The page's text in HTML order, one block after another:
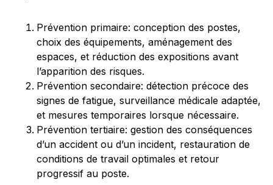
Prévention primaire: conception des postes,
choix des équipements, aménagement des
espaces, et réduction des expositions avant
l’apparition des risques.
Prévention secondaire: détection précoce des
signes de fatigue, surveillance médicale adaptée,
et mesures temporaires lorsque nécessaire.
Prévention tertiaire: gestion des conséquences
d’un accident ou d’un incident, restauration de
conditions de travail optimales et retour
progressif au poste.